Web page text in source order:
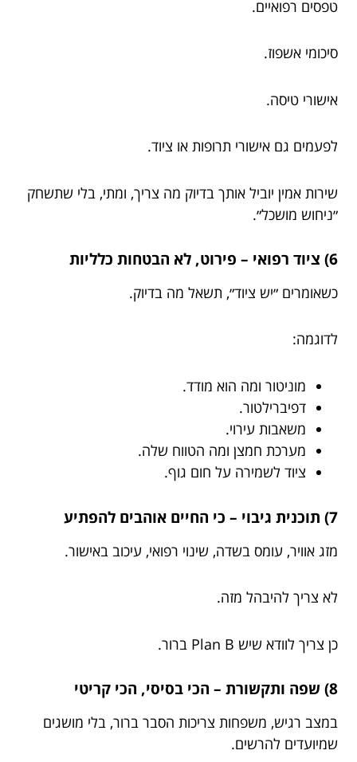
טפסים רפואיים.
סיכומי אשפוז.
אישורי טיסה.
לפעמים גם אישורי תרופות או ציוד.
שירות אמין יוביל אותך בדיוק מה צריך, ומתי, בלי שתשחק
״ניחוש מושכל״.
6) ציוד רפואי – פירוט, לא הבטחות כלליות
כשאומרים ״יש ציוד״, תשאל מה בדיוק.
לדוגמה:
מוניטור ומה הוא מודד.
דפיברילטור.
משאבות עירוי.
מערכת חמצן ומה הטווח שלה.
ציוד לשמירה על חום גוף.
7) תוכנית גיבוי – כי החיים אוהבים להפתיע
מזג אוויר, עומס בשדה, שינוי רפואי, עיכוב באישור.
לא צריך להיבהל מזה.
כן צריך לוודא שיש Plan B ברור.
8) שפה ותקשורת – הכי בסיסי, הכי קריטי
במצב רגיש, משפחות צריכות הסבר ברור, בלי מושגים
שמיועדים להרשים.